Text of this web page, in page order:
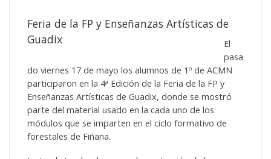
Feria de la FP y Enseñanzas Artísticas de
Guadix
El
pasa
do viernes 17 de mayo los alumnos de 1º de ACMN
participaron en la 4ª Edición de la Feria de la FP y
Enseñanzas Artísticas de Guadix, donde se mostró
parte del material usado en la cada uno de los
módulos que se imparten en el ciclo formativo de
forestales de Fiñana.